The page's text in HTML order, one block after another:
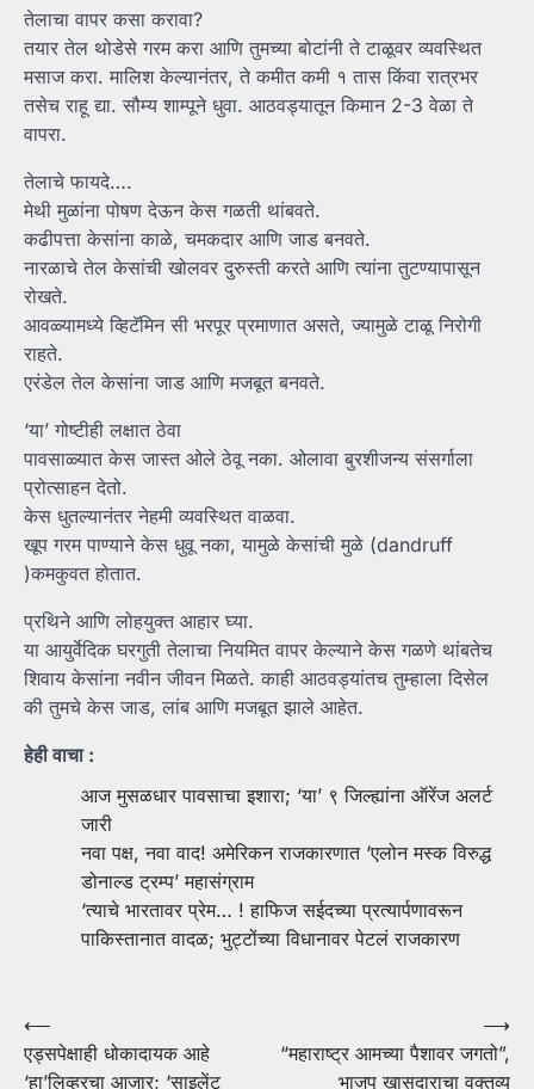
तेलाचा वापर कसा करावा?
तयार तेल थोडेसे गरम करा आणि तुमच्या बोटांनी ते टाळूवर व्यवस्थित
मसाज करा. मालिश केल्यानंतर, ते कमीत कमी १ तास किंवा रात्रभर
तसेच राहू द्या. सौम्य शाम्पूने धुवा. आठवड्यातून किमान 2-3 वेळा ते
वापरा.
तेलाचे फायदे….
मेथी मुळांना पोषण देऊन केस गळती थांबवते.
कढीपत्ता केसांना काळे, चमकदार आणि जाड बनवते.
नारळाचे तेल केसांची खोलवर दुरुस्ती करते आणि त्यांना तुटण्यापासून
रोखते.
आवळ्यामध्ये व्हिटॅमिन सी भरपूर प्रमाणात असते, ज्यामुळे टाळू निरोगी
राहते.
एरंडेल तेल केसांना जाड आणि मजबूत बनवते.
‘या’ गोष्टीही लक्षात ठेवा
पावसाळ्यात केस जास्त ओले ठेवू नका. ओलावा बुरशीजन्य संसर्गाला
प्रोत्साहन देतो.
केस धुतल्यानंतर नेहमी व्यवस्थित वाळवा.
खूप गरम पाण्याने केस धुवू नका, यामुळे केसांची मुळे (dandruff
)कमकुवत होतात.
प्रथिने आणि लोहयुक्त आहार घ्या.
या आयुर्वेदिक घरगुती तेलाचा नियमित वापर केल्याने केस गळणे थांबतेच
शिवाय केसांना नवीन जीवन मिळते. काही आठवड्यांतच तुम्हाला दिसेल
की तुमचे केस जाड, लांब आणि मजबूत झाले आहेत.
हेही वाचा :
आज मुसळधार पावसाचा इशारा; ‘या’ ९ जिल्ह्यांना ऑरेंज अलर्ट
जारी
नवा पक्ष, नवा वाद! अमेरिकन राजकारणात ‘एलोन मस्क विरुद्ध
डोनाल्ड ट्रम्प’ महासंग्राम
‘त्याचे भारतावर प्रेम… ! हाफिज सईदच्या प्रत्यार्पणावरून
पाकिस्तानात वादळ; भुट्टोंच्या विधानावर पेटलं राजकारण
Post
navigation
⟵
एड्सपेक्षाही धोकादायक आहे
‘हा’लिव्हरचा आजार; ‘साइलेंट
“महाराष्ट्र आमच्या पैशावर जगतो”,
भाजप खासदाराचा वक्तव्य
⟶